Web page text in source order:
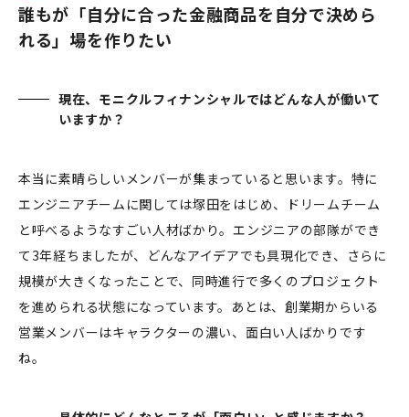
誰もが「自分に合った金融商品を自分で決めら
れる」場を作りたい
現在、モニクルフィナンシャルではどんな人が働いて
いますか？
本当に素晴らしいメンバーが集まっていると思います。特に
エンジニアチームに関しては塚田をはじめ、ドリームチーム
と呼べるようなすごい人材ばかり。エンジニアの部隊ができ
て3年経ちましたが、どんなアイデアでも具現化でき、さらに
規模が大きくなったことで、同時進行で多くのプロジェクト
を進められる状態になっています。あとは、創業期からいる
営業メンバーはキャラクターの濃い、面白い人ばかりです
ね。